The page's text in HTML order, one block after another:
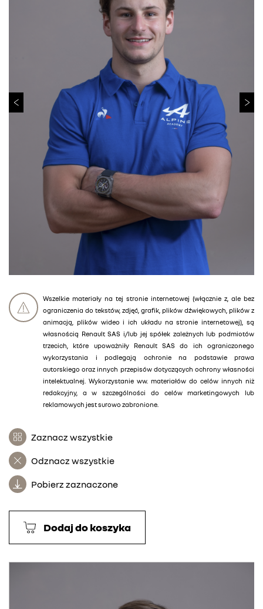
Wszelkie materiały na tej stronie internetowej (włącznie z, ale bez
ograniczenia do tekstów, zdjęć, grafik, plików dźwiękowych, plików z
animacją, plików wideo i ich układu na stronie internetowej), są
własnością Renault SAS i/lub jej spółek zależnych lub podmiotów
trzecich, które upoważniły Renault SAS do ich ograniczonego
wykorzystania i podlegają ochronie na podstawie prawa
autorskiego oraz innych przepisów dotyczących ochrony własności
intelektualnej. Wykorzystanie ww. materiałów do celów innych niż
redakcyjny, a w szczególności do celów marketingowych lub
reklamowych jest surowo zabronione.
Zaznacz wszystkie
Odznacz wszystkie
Pobierz zaznaczone
Dodaj do koszyka